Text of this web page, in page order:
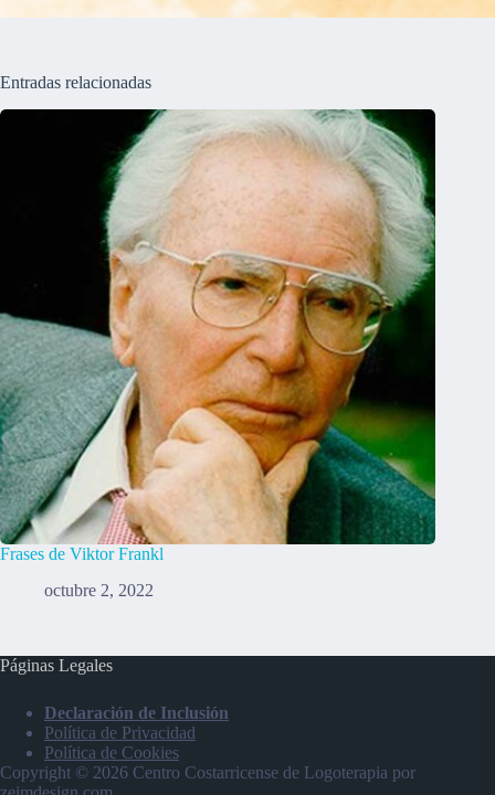
Entradas relacionadas
Frases de Viktor Frankl
octubre 2, 2022
Páginas Legales
Declaración de Inclusión
Política de Privacidad
Política de Cookies
Copyright © 2026 Centro Costarricense de Logoterapia por